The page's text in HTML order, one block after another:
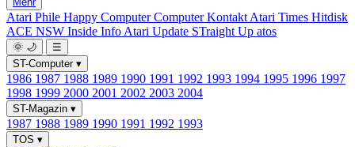
Atari Phile Happy ComputerComputer Kontakt Atari Times Hitdisk
ACE NSW Inside Info Atari Update STraight Up atos
🌞 🌙
☰
ST-Computer ▾
1986 1987 1988 1989 1990 1991 1992 1993 1994 1995 1996 1997
1998 1999 2000 2001 2002 2003 2004
ST-Magazin ▾
1987 1988 1989 1990 1991 1992 1993
TOS ▾